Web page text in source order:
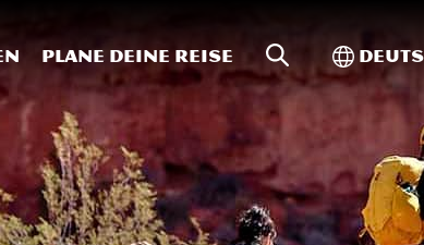
Plane deine Reise Website-Toggle